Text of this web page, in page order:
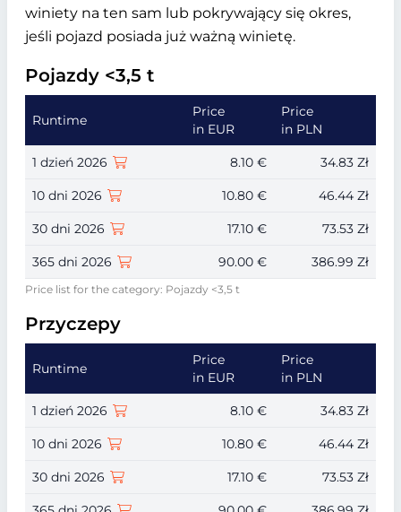
winiety na ten sam lub pokrywający się okres,
jeśli pojazd posiada już ważną winietę.
Pojazdy <3,5 t
Price list for the category: Pojazdy <3,5 t
Runtime
Price
in EUR
Price
in PLN
1 dzień 2026 8.10 € 34.83 Zł
10 dni 2026 10.80 € 46.44 Zł
30 dni 2026 17.10 € 73.53 Zł
365 dni 2026 90.00 € 386.99 Zł
Przyczepy
Runtime
Price
in EUR
Price
in PLN
1 dzień 2026 8.10 € 34.83 Zł
10 dni 2026 10.80 € 46.44 Zł
30 dni 2026 17.10 € 73.53 Zł